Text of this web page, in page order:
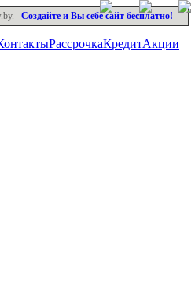
Создайте и Вы себе сайт бесплатно!
РассрочкаКредитАкции